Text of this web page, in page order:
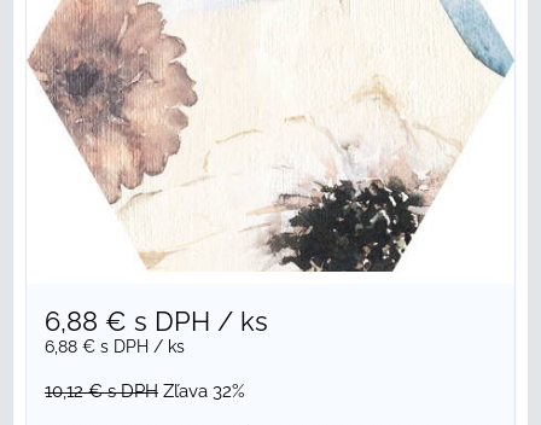
6,88 € s DPH / ks
6,88 € s DPH / ks
10,12 €s DPH Zľava 32%